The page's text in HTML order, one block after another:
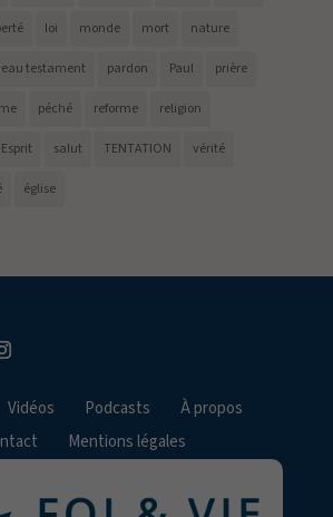
loi monde mort nature
testament pardon Paul prière
péché reforme religion
salut TENTATION vérité
église
Vidéos Podcasts
À propos
Mentions légales